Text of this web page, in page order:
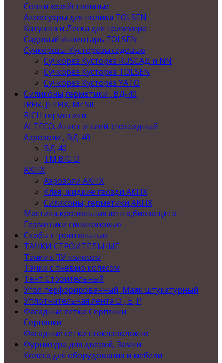
Совки хозяйственные
Аксессуары для полива TOLSEN
Катушка и Леска для триммера
Садовый инвентарь TOLSEN
Сучкорезы-Кусторезы садовые
Сучкорез Кусторез RUSСАД и NN
Сучкорез Кусторез TOLSEN
Сучкорез Кусторез YATO
Силиконы,герметики , ВД-40
IRFix, JETFIX, Mr.Sil
RICH герметики
ALTECO, Атлет и клей эпоксидный
Аэрозоли , ВД-40
ВД-40
TM BIG D
AKFIX
Аэрозоли AKFIX
Клея, жидкие гвозди AKFIX
Силиконы, герметики AKFIX
Мастика,кровельная лента,биозащита
Герметики силиконовые
Скобы строительные
ТАЧКИ СТРОИТЕЛЬНЫЕ
Тачки с ПУ колесом
Тачки с пневмо колесом
Тент Строительный
Угол перфорированный, Маяк штукатурный
Уплотнительная лента D , Е ,P
Фасадные сетки Серпянки
Серпянки
Фасадные сетки стекловолокно
Фурнитура для дверей, Замки
Колеса для оборудования и мебели